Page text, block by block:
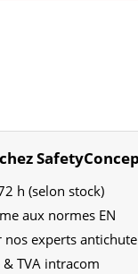
h (selon stock)
aux normes EN
experts antichute
TVA intracom